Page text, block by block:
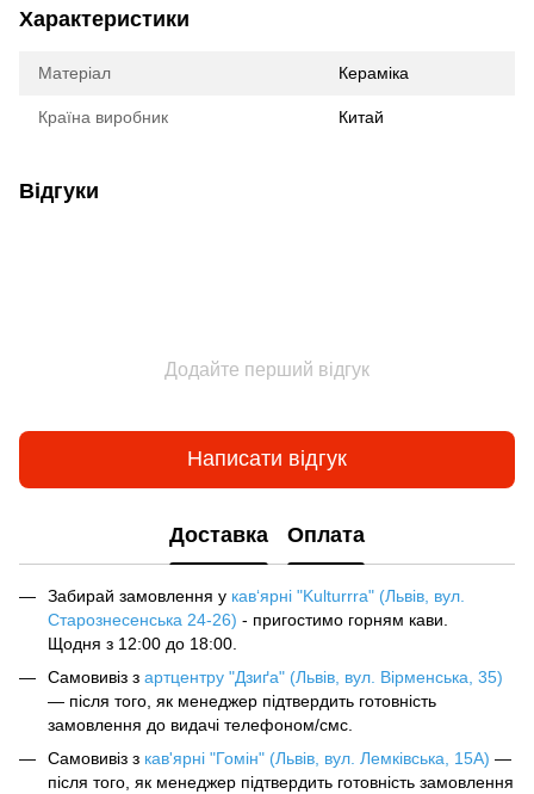
Характеристики
Матеріал Кераміка
Країна виробник Китай
Відгуки
Додайте перший відгук
Написати відгук
Доставка Оплата
Забирай замовлення у кав‘ярні "Kulturrra" (Львів, вул.
Старознесенська 24-26) - пригостимо горням кави.
Щодня з 12:00 до 18:00.
Самовивіз з артцентру "Дзиґа" (Львів, вул. Вірменська, 35)
— після того, як менеджер підтвердить готовність
замовлення до видачі телефоном/смс.
Самовивіз з кав'ярні "Гомін" (Львів, вул. Лемківська, 15А) —
після того, як менеджер підтвердить готовність замовлення